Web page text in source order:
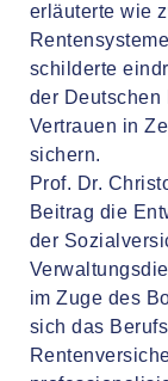
erläuterte wie
schilderte
der Deutschen
Vertrauen in
sichern.
Prof. Dr.
Beitrag die
der
im Zuge des
sich das